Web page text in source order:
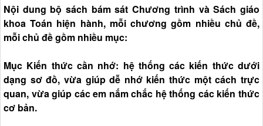
Nội dung bộ sách bám sát Chương trình và Sách giáo
khoa Toán hiện hành, mỗi chương gồm nhiều chủ đề,
mỗi chủ đề gồm nhiều mục:
Mục Kiến thức cần nhớ: hệ thống các kiến thức dưới
dạng sơ đồ, vừa giúp dễ nhớ kiến thức một cách trực
quan, vừa giúp các em nắm chắc hệ thống các kiến thức
cơ bản.